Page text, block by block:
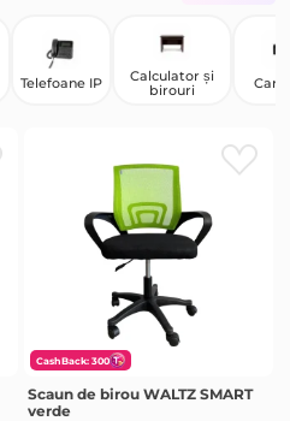
Telefoane IP
Calculator și
birouri
CashBack: 300
Scaun de birou WALTZ SMART
verde